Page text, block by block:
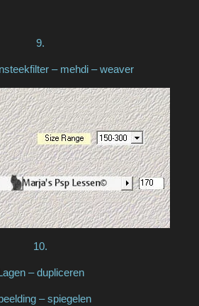
9.
– mehdi – weaver
10.
– dupliceren
– spiegelen